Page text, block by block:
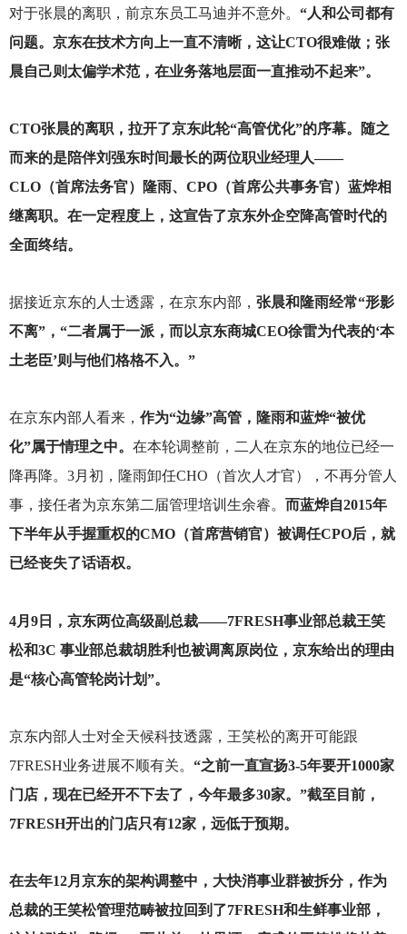
对于张晨的离职，前京东员工马迪并不意外。 “人和公司都有
问题。京东在技术方向上一直不清晰，这让CTO很难做；张
晨自己则太偏学术范，在业务落地层面一直推动不起来”。
CTO张晨的离职，拉开了京东此轮“高管优化”的序幕。随之
而来的是陪伴刘强东时间最长的两位职业经理人——
CLO（首席法务官）隆雨、CPO（首席公共事务官）蓝烨相
继离职。在一定程度上，这宣告了京东外企空降高管时代的
全面终结。
据接近京东的人士透露，在京东内部， 张晨和隆雨经常“形影
不离”，“二者属于一派，而以京东商城CEO徐雷为代表的‘本
土老臣’则与他们格格不入。”
在京东内部人看来， 作为“边缘”高管，隆雨和蓝烨“被优
化”属于情理之中。 在本轮调整前，二人在京东的地位已经一
降再降。3月初，隆雨卸任CHO（首次人才官），不再分管人
事，接任者为京东第二届管理培训生余睿。 而蓝烨自2015年
下半年从手握重权的CMO（首席营销官）被调任CPO后，就
已经丧失了话语权。
4月9日，京东两位高级副总裁——7FRESH事业部总裁王笑
松和3C 事业部总裁胡胜利也被调离原岗位，京东给出的理由
是“核心高管轮岗计划”。
京东内部人士对全天候科技透露，王笑松的离开可能跟
7FRESH业务进展不顺有关。 “之前一直宣扬3-5年要开1000家
门店，现在已经开不下去了，今年最多30家。”截至目前，
7FRESH开出的门店只有12家，远低于预期。
在去年12月京东的架构调整中，大快消事业群被拆分，作为
总裁的王笑松管理范畴被拉回到了7FRESH和生鲜事业部，